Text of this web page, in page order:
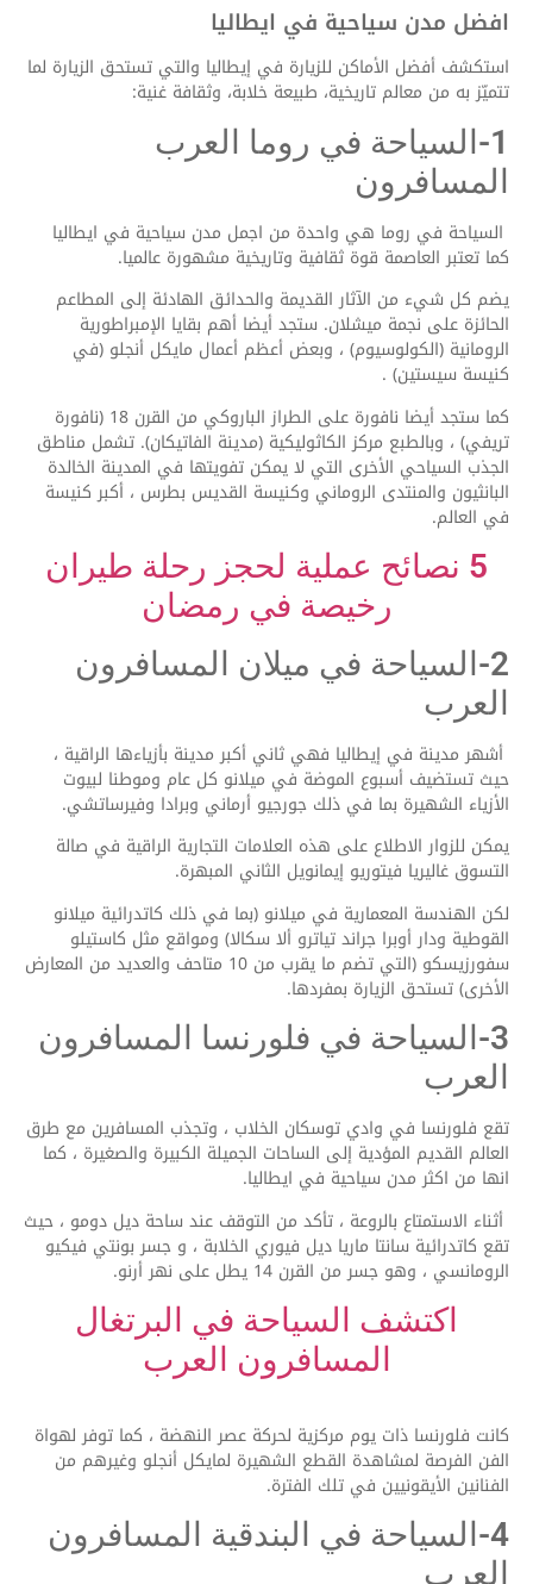
افضل مدن سياحية في ايطاليا
استكشف أفضل الأماكن للزيارة في إيطاليا والتي تستحق الزيارة لما
تتميّز به من معالم تاريخية، طبيعة خلابة، وثقافة غنية:
1-السياحة في روما العرب
المسافرون
السياحة في روما هي واحدة من اجمل مدن سياحية في ايطاليا
كما تعتبر العاصمة قوة ثقافية وتاريخية مشهورة عالميا.
يضم كل شيء من الآثار القديمة والحدائق الهادئة إلى المطاعم
الحائزة على نجمة ميشلان. ستجد أيضا أهم بقايا الإمبراطورية
الرومانية (الكولوسيوم) ، وبعض أعظم أعمال مايكل أنجلو (في
كنيسة سيستين) .
كما ستجد أيضا نافورة على الطراز الباروكي من القرن 18 (نافورة
تريفي) ، وبالطبع مركز الكاثوليكية (مدينة الفاتيكان). تشمل مناطق
الجذب السياحي الأخرى التي لا يمكن تفويتها في المدينة الخالدة
البانثيون والمنتدى الروماني وكنيسة القديس بطرس ، أكبر كنيسة
في العالم.
5 نصائح عملية لحجز رحلة طيران
رخيصة في رمضان
2-السياحة في ميلان المسافرون
العرب
أشهر مدينة في إيطاليا فهي ثاني أكبر مدينة بأزياءها الراقية ،
حيث تستضيف أسبوع الموضة في ميلانو كل عام وموطنا لبيوت
الأزياء الشهيرة بما في ذلك جورجيو أرماني وبرادا وفيرساتشي.
يمكن للزوار الاطلاع على هذه العلامات التجارية الراقية في صالة
التسوق غاليريا فيتوريو إيمانويل الثاني المبهرة.
لكن الهندسة المعمارية في ميلانو (بما في ذلك كاتدرائية ميلانو
القوطية ودار أوبرا جراند تياترو ألا سكالا) ومواقع مثل كاستيلو
سفورزيسكو (التي تضم ما يقرب من 10 متاحف والعديد من المعارض
الأخرى) تستحق الزيارة بمفردها.
3-السياحة في فلورنسا المسافرون
العرب
تقع فلورنسا في وادي توسكان الخلاب ، وتجذب المسافرين مع طرق
العالم القديم المؤدية إلى الساحات الجميلة الكبيرة والصغيرة ، كما
انها من اكثر مدن سياحية في ايطاليا.
أثناء الاستمتاع بالروعة ، تأكد من التوقف عند ساحة ديل دومو ، حيث
تقع كاتدرائية سانتا ماريا ديل فيوري الخلابة ، و جسر بونتي فيكيو
الرومانسي ، وهو جسر من القرن 14 يطل على نهر أرنو.
اكتشف السياحة في البرتغال
المسافرون العرب
كانت فلورنسا ذات يوم مركزية لحركة عصر النهضة ، كما توفر لهواة
الفن الفرصة لمشاهدة القطع الشهيرة لمايكل أنجلو وغيرهم من
الفنانين الأيقونيين في تلك الفترة.
4-السياحة في البندقية المسافرون
العرب